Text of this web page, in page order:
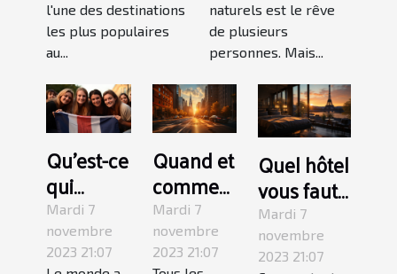
l'une des destinations
les plus populaires
au...
naturels est le rêve
de plusieurs
personnes. Mais...
Qu’est-ce
qui
change
pour les
touristes
Mardi 7
novembre
2023 21:07
Quand et
comment
devriez-
vous
visiter
Mardi 7
novembre
2023 21:07
Quel hôtel
vous faut-
il pour
votre visite
Mardi 7
novembre
2023 21:07